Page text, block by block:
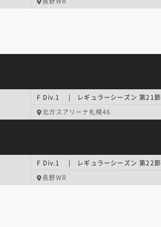
F Div.1 | レギュラーシーズン 第21節
北ガスアリーナ札幌46
F Div.1 | レギュラーシーズン 第22節
長野WR